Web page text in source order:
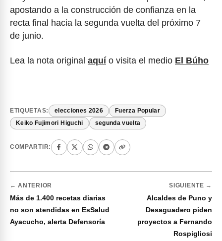
apostando a la construcción de confianza en la
recta final hacia la segunda vuelta del próximo 7
de junio.
Lea la nota original aquí o visita el medio El Búho
ETIQUETAS: elecciones 2026 Fuerza Popular
Keiko Fujimori Higuchi segunda vuelta
COMPARTIR:
← ANTERIOR
Más de 1.400 recetas diarias
no son atendidas en EsSalud
Ayacucho, alerta Defensoría
SIGUIENTE →
Alcaldes de Puno y
Desaguadero piden
proyectos a Fernando
Rospigliosi